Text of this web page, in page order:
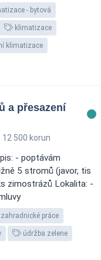
- bytová
klimatizace
klimatizace
a přesazení
12 500 korun
- poptávám
5 stromů (javor, tis
zimostrázů Lokalita: -
zahradnické práce
údržba zelene